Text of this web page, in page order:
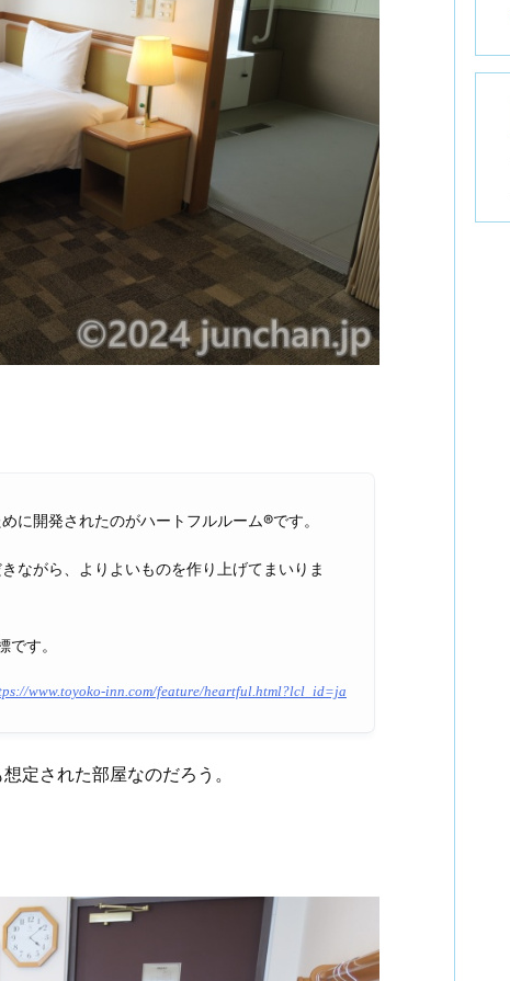
に開発されたのがハートフルルーム®です。
ながら、よりよいものを作り上げてまいりま
す。
www.toyoko-inn.com/feature/heartful.html?lcl_id=ja
定された部屋なのだろう。